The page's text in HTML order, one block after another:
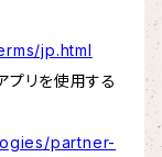
jp.html
リを使用する
partner-